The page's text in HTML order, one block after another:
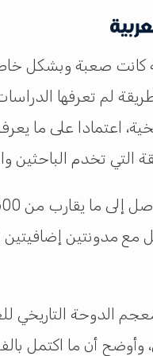
كانت صعبة وبشكل
لم تعرفها
اعتمادا على ما
التي تخدم الباحثين
مع مدونتين إضافيتين
الدوحة التاريخي
أن ما اكتمل